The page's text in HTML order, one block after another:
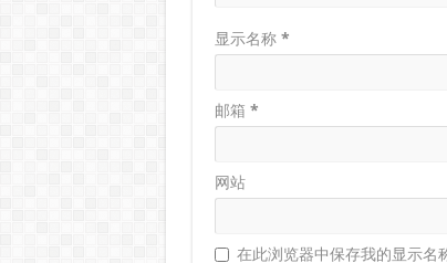
显示名称 *
邮箱 *
网站
在此浏览器中保存我的显示名